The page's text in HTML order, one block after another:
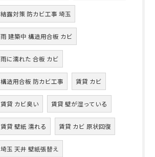
結露対策 防カビ工事 埼玉
雨 建築中 構造用合板 カビ
雨に濡れた 合板 カビ
構造用合板 防カビ工事 賃貸 カビ
賃貸 カビ臭い 賃貸 壁が湿っている
賃貸 壁紙 濡れる 賃貸 カビ 原状回復
埼玉 天井 壁紙張替え